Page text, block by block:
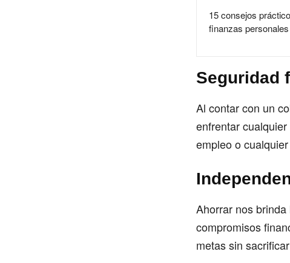
15 consejos
finanzas
Seguridad
Al contar con un
enfrentar
empleo o
Ahorrar nos
compromisos
metas sin